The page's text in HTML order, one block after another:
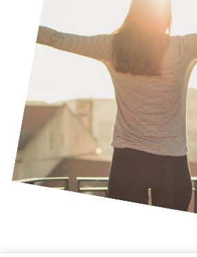
regie over je werk en je loopbaan.
Meer informatie?
Neem contact op